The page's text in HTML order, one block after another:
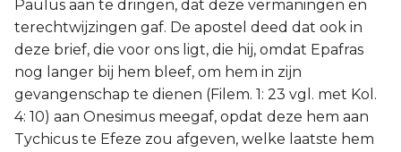
Paulus aan te dringen, dat deze vermaningen en
terechtwijzingen gaf. De apostel deed dat ook in
deze brief, die voor ons ligt, die hij, omdat Epafras
nog langer bij hem bleef, om hem in zijn
gevangenschap te dienen (Filem. 1: 23 vgl. met Kol.
4: 10) aan Onesimus meegaf, opdat deze hem aan
Tychicus te Efeze zou afgeven, welke laatste hem